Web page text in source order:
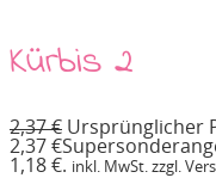
Kürbis 2
2,37€ Ursprünglicher
2,37 €
1,18 €. inkl. MwSt. zzgl.